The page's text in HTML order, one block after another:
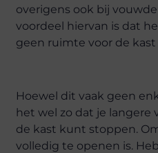
overigens ook bij
voordeel hiervan is dat
geen ruimte voor de
Hoewel dit vaak geen
het wel zo dat je langere
de kast kunt stoppen.
volledig te openen is.